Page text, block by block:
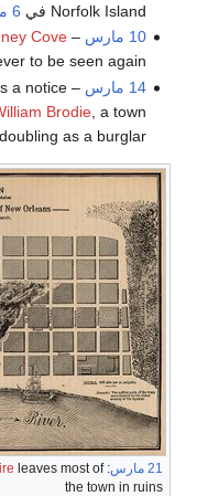
Norfolk Island في
6 مارس
10 مارس
– The
Cove
to be seen again.
14 مارس
– The
a notice
Brodie, a town
as a burglar.
21 مارس :
leaves most of
the town in ruins